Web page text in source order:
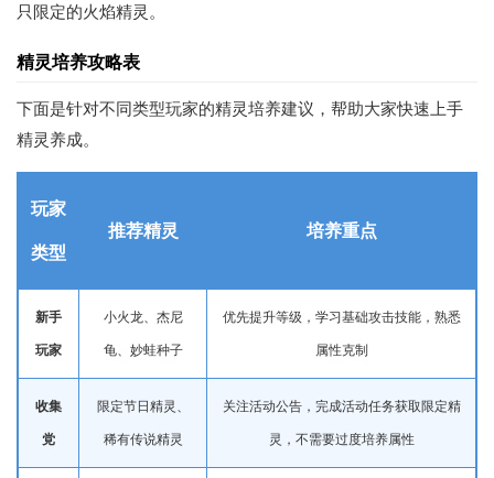
只限定的火焰精灵。
精灵培养攻略表
下面是针对不同类型玩家的精灵培养建议，帮助大家快速上手
精灵养成。
玩家
类型
推荐精灵 培养重点
新手
玩家
小火龙、杰尼
龟、妙蛙种子
优先提升等级， 学习 基础攻击技能，熟悉
属性克制
收集
党
限定节日精灵、
稀有传说精灵
关注活动公告，完成活动任务获取限定精
灵，不需要过度培养属性